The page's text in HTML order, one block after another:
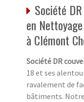
Société
en
à Clémont
Société DR
18 et ses
ravalement de
bâtiments.